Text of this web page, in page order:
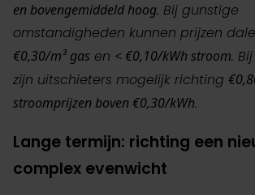
en bovengemiddeld hoog. Bij gunstige
omstandigheden kunnen prijzen
€0,30/m³ gas en < €0,10/kWh stroom.
zijn uitschieters mogelijk richting
stroomprijzen boven €0,30/kWh.
Lange termijn: richting een
complex evenwicht